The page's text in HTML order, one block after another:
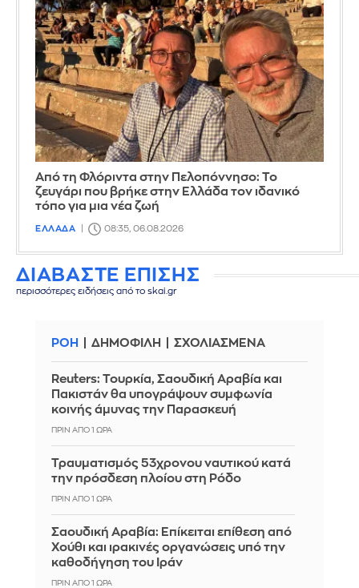
Από τη Φλόριντα στην Πελοπόννησο: Το
ζευγάρι που βρήκε στην Ελλάδα τον ιδανικό
τόπο για μια νέα ζωή
ΕΛΛΑΔΑ 08:35, 06.08.2026
ΔΙΑΒΑΣΤΕ ΕΠΙΣΗΣ
περισσότερες ειδήσεις από το skai.gr
ΡΟΗ ΔΗΜΟΦΙΛΗ ΣΧΟΛΙΑΣΜΕΝΑ
Reuters: Τουρκία, Σαουδική Αραβία και
Πακιστάν θα υπογράψουν συμφωνία
κοινής άμυνας την Παρασκευή
ΠΡΙΝ ΑΠΌ 1 ΏΡΑ
Τραυματισμός 53χρονου ναυτικού κατά
την πρόσδεση πλοίου στη Ρόδο
ΠΡΙΝ ΑΠΌ 1 ΏΡΑ
Σαουδική Αραβία: Επίκειται επίθεση από
Χούθι και ιρακινές οργανώσεις υπό την
καθοδήγηση του Ιράν
ΠΡΙΝ ΑΠΌ 1 ΏΡΑ